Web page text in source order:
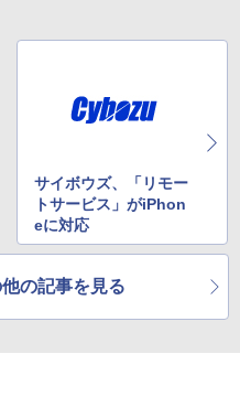
サイボウズ、「リモー
トサービス」がiPhon
eに対応
他の記事を見る